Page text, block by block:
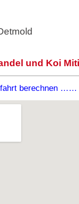
und Koi
berechnen ……